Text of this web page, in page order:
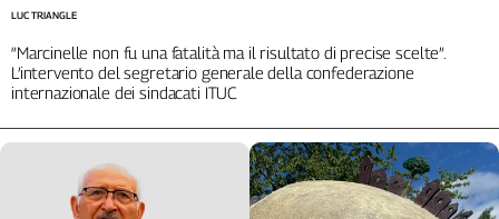
“Marcinelle non fu una fatalità ma il risultato di precise scelte”.
L’intervento del segretario generale della confederazione
internazionale dei sindacati ITUC
LUC TRIANGLE